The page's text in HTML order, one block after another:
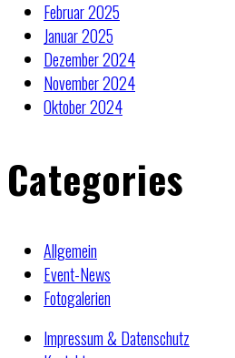
Februar 2025
Januar 2025
Dezember 2024
November 2024
Oktober 2024
Categories
Allgemein
Event-News
Fotogalerien
Impressum & Datenschutz